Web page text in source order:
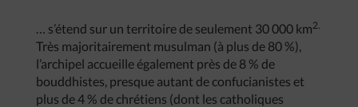
… s’étend sur un territoire de seulement 30 000 km2.
Très majoritairement musulman (à plus de 80 %),
l’archipel accueille également près de 8 % de
bouddhistes, presque autant de confucianistes et
plus de 4 % de chrétiens (dont les catholiques